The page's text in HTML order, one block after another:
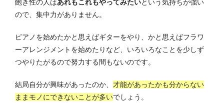
飽き性の人はあれもこれもやってみたいという気持ちが強い
ので、集中力がありません。
ピアノを始めたかと思えばギターをやり、かと思えばフラワ
ーアレンジメントを始めたりなど、いろいろなことを少しず
つやりたがるので努力する間もないのです。
結局自分が興味があったのか、 才能があったかも分からない
ままモノにできないことが多いでしょう。